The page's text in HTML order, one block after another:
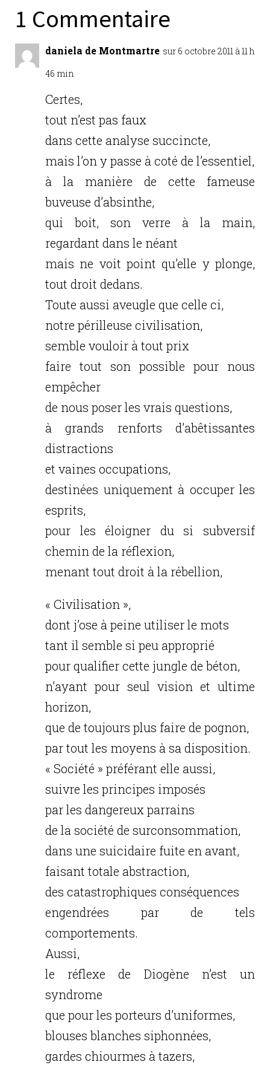
b
o
o
k
r dI
n
er
1 Commentaire
daniela de Montmartre sur 6 octobre 2011 à 11 h
46 min
Certes,
tout n’est pas faux
dans cette analyse succincte,
mais l’on y passe à coté de l’essentiel,
à la manière de cette fameuse
buveuse d’absinthe,
qui boit, son verre à la main,
regardant dans le néant
mais ne voit point qu’elle y plonge,
tout droit dedans.
Toute aussi aveugle que celle ci,
notre périlleuse civilisation,
semble vouloir à tout prix
faire tout son possible pour nous
empêcher
de nous poser les vrais questions,
à grands renforts d’abêtissantes
distractions
et vaines occupations,
destinées uniquement à occuper les
esprits,
pour les éloigner du si subversif
chemin de la réflexion,
menant tout droit à la rébellion,
« Civilisation »,
dont j’ose à peine utiliser le mots
tant il semble si peu approprié
pour qualifier cette jungle de béton,
n’ayant pour seul vision et ultime
horizon,
que de toujours plus faire de pognon,
par tout les moyens à sa disposition.
« Société » préférant elle aussi,
suivre les principes imposés
par les dangereux parrains
de la société de surconsommation,
dans une suicidaire fuite en avant,
faisant totale abstraction,
des catastrophiques conséquences
engendrées par de tels
comportements.
Aussi,
le réflexe de Diogène n’est un
syndrome
que pour les porteurs d’uniformes,
blouses blanches siphonnées,
gardes chiourmes à tazers,